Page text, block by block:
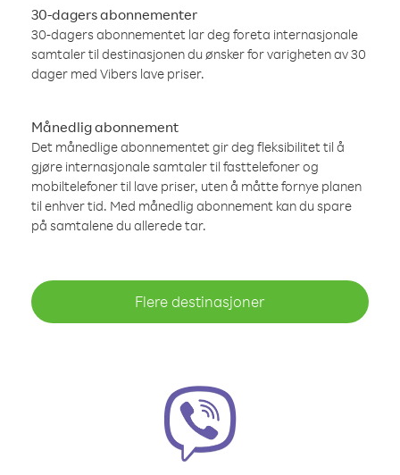
30-dagers abonnementer
30-dagers abonnementet lar deg foreta internasjonale
samtaler til destinasjonen du ønsker for varigheten av 30
dager med Vibers lave priser.
Månedlig abonnement
Det månedlige abonnementet gir deg fleksibilitet til å
gjøre internasjonale samtaler til fasttelefoner og
mobiltelefoner til lave priser, uten å måtte fornye planen
til enhver tid. Med månedlig abonnement kan du spare
på samtalene du allerede tar.
Flere destinasjoner